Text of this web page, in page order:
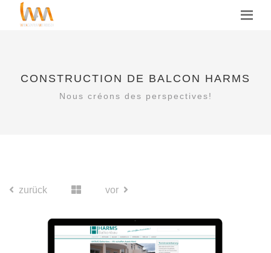
CONSTRUCTION DE BALCON HARMS
Nous créons des perspectives!
zurück vor